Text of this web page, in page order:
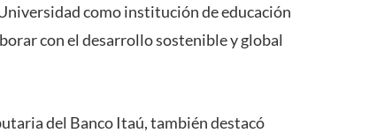
como institución de educación
con el desarrollo sostenible y global
del Banco Itaú, también destacó